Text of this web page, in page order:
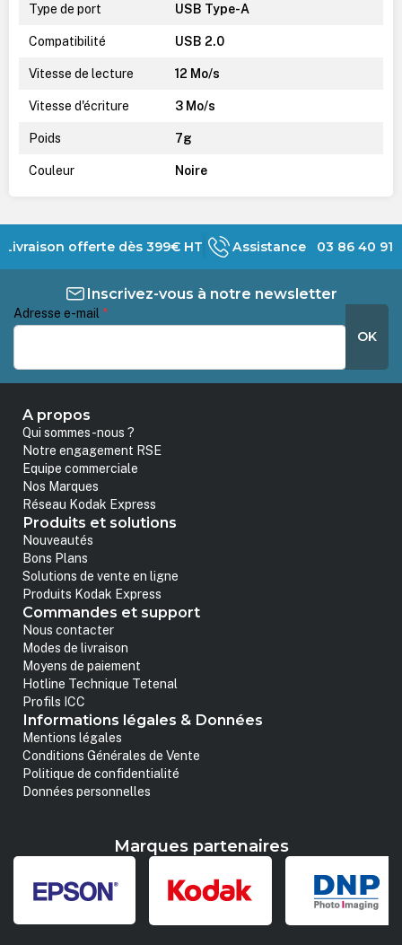
Type de port USB Type-A
Compatibilité USB 2.0
Vitesse de lecture 12 Mo/s
Vitesse d'écriture 3 Mo/s
Poids 7g
Couleur Noire
Livraison offerte dès 399€ HT Assistance 03 86 40 91
Inscrivez-vous à notre newsletter
Adresse e-mail *
OK
A propos
Qui sommes-nous ?
Notre engagement RSE
Equipe commerciale
Nos Marques
Réseau Kodak Express
Produits et solutions
Nouveautés
Bons Plans
Solutions de vente en ligne
Produits Kodak Express
Commandes et support
Nous contacter
Modes de livraison
Moyens de paiement
Hotline Technique Tetenal
Profils ICC
Informations légales & Données
Mentions légales
Conditions Générales de Vente
Politique de confidentialité
Données personnelles
Marques partenaires